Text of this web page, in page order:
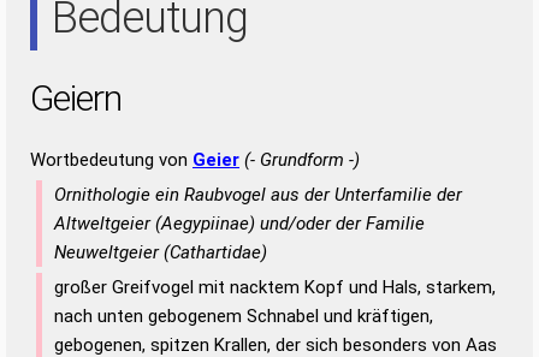
Bedeutung
Geiern
Wortbedeutung von Geier (- Grundform -)
Ornithologie ein Raubvogel aus der Unterfamilie der
Altweltgeier (Aegypiinae) und/oder der Familie
Neuweltgeier (Cathartidae)
großer Greifvogel mit nacktem Kopf und Hals, starkem,
nach unten gebogenem Schnabel und kräftigen,
gebogenen, spitzen Krallen, der sich besonders von Aas